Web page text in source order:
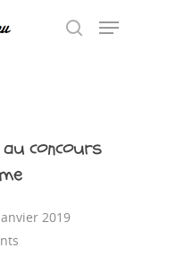
concours
2019